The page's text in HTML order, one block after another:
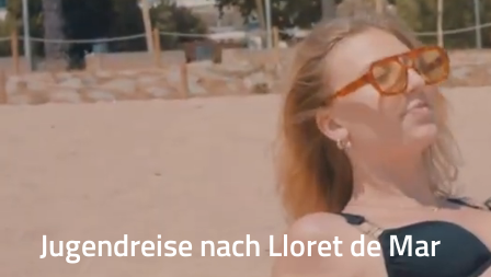
Jugendreise nach Lloret de Mar